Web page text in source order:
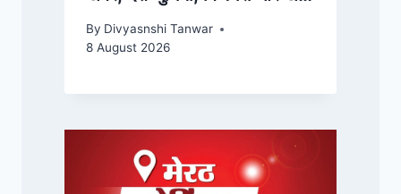
के बड़े अपडेट्स | IndiaPrimeTV
Hindi
By Divyasnshi Tanwar
8 August 2026